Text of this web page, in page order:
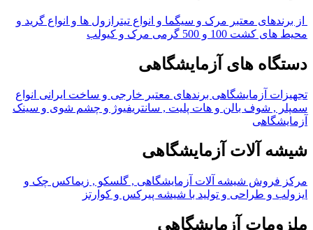
از برندهای معتبر مرک و سیگما و انواع تیترازول ها و انواع گرید و
محیط های کشت 100 و 500 گرمی مرک و کیولب
دستگاه های آزمایشگاهی
تجهیزات آزمایشگاهی برندهای معتبر خارجی و ساخت ایرانی انواع
سمپلر , شوف بالن و هات پلیت , سانتریفیوژ و چشم شوی و سینک
آزمایشگاهی
شیشه آلات آزمایشگاهی
مرکز فروش شیشه آلات آزمایشگاهی , گلسکو , زیماکس چک و
ایزولب و طراحی و تولید با شیشه پیرکس و کوارتز
ملزومات آزمایشگاهی